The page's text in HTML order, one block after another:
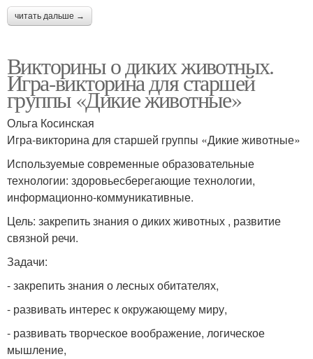
читать дальше →
Викторины о диких животных.
Игра-викторина для старшей
группы «Дикие животные»
Ольга Косинская
Игра-викторина для старшей группы «Дикие животные»
Используемые современные образовательные
технологии: здоровьесберегающие технологии,
информационно-коммуникативные.
Цель: закрепить знания о диких животных , развитие
связной речи.
Задачи:
- закрепить знания о лесных обитателях,
- развивать интерес к окружающему миру,
- развивать творческое воображение, логическое
мышление,